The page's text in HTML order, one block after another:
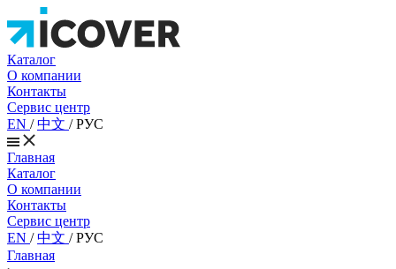
Каталог
О компании
Контакты
Сервис центр
EN /中文 /РУС
Главная
Каталог
О компании
Контакты
Сервис центр
EN /中文 /РУС
Главная